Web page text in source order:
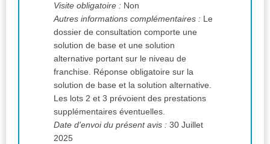
Visite obligatoire : Non
Autres informations complémentaires : Le
dossier de consultation comporte une
solution de base et une solution
alternative portant sur le niveau de
franchise. Réponse obligatoire sur la
solution de base et la solution alternative.
Les lots 2 et 3 prévoient des prestations
supplémentaires éventuelles.
Date d'envoi du présent avis : 30 Juillet
2025